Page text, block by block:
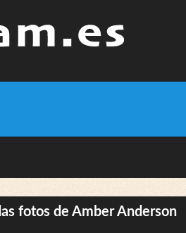
fotos de Amber Anderson